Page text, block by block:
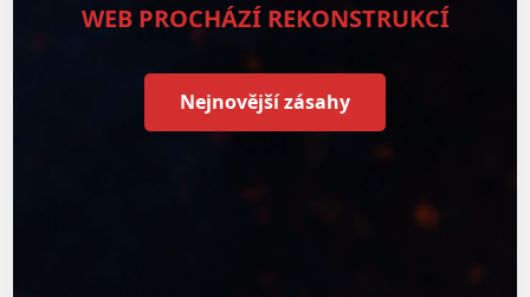
WEB PROCHÁZÍ REKONSTRUKCÍ
Nejnovější zásahy